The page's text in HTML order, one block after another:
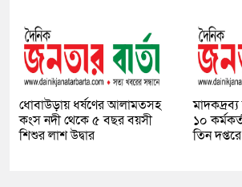
ধোবাউড়ায় ধর্ষণের আলামতসহ
কংস নদী থেকে ৫ বছর বয়সী
শিশুর লাশ উদ্বার
মাদকদ্রব্য
১০
তিন